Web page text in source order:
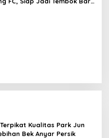
Kualitas Park Jun
Bek Anyar Persik